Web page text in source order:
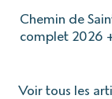
Chemin de
complet 2026
Voir tous les